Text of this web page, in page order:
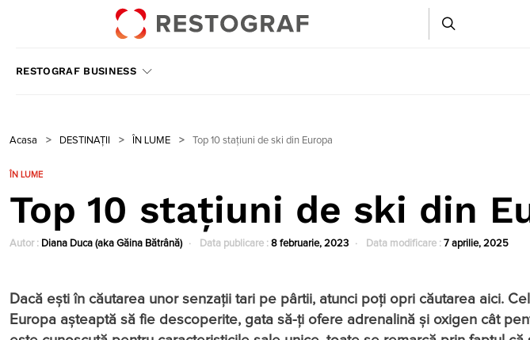
RESTOGRAF BUSINESS
Acasa > DESTINAȚII > ÎN LUME > Top 10 stațiuni de ski din Europa
ÎN LUME
Top 10 stațiuni de ski din
Autor : Diana Duca (aka Găina Bătrână) Data publicare : 8 februarie, 2023 Data modificare : 7 aprilie, 2025
Dacă eşti în căutarea unor senzații tari pe pârtii, atunci poţi opri căutarea aici.
Europa așteaptă să fie descoperite, gata să-ți ofere adrenalină și oxigen cât